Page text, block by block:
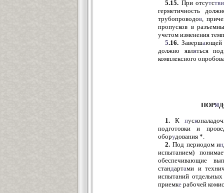
5.15. При отсутстви
герметичность
трубопроводов ,
пропусков в
учетом изменения
5.16. Завершающей
должно являться
комплексного
ПОРЯ
1. К пуск
подготовки и
оборудования *.
2. Под периодом ин
испытанием)
обеспечивающие
стандартами и
испытаний
приемке рабочей